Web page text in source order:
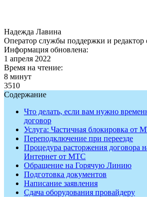
Надежда Лавина
Оператор службы поддержки и редактор
Информация обновлена:
1 апреля 2022
Время на чтение:
8 минут
3510
Содержание
Что делать, если вам нужно
договор
Услуга: Частичная блокировка от
Переподключение при переезде
Процедура расторжения договора
Интернет от МТС
Обращение на Горячую Линию
Подготовка документов
Написание заявления
Сдача оборудования провайдеру